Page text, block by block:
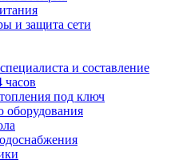
и защита сети
и составление
часов
под ключ
оборудования